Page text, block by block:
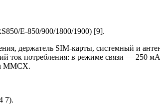
E-850/900/1800/1900) [9].
держатель SIM-карты, системный и
ток потребления: в режиме связи — 250
MMCX.
7).